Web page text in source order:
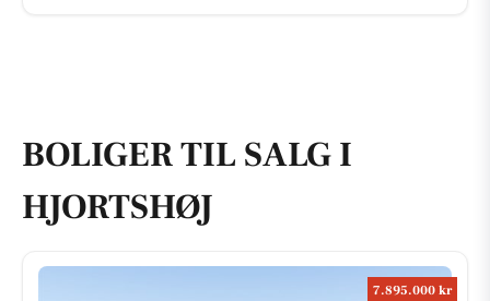
BOLIGER TIL SALG I
HJORTSHØJ
7.895.000 kr